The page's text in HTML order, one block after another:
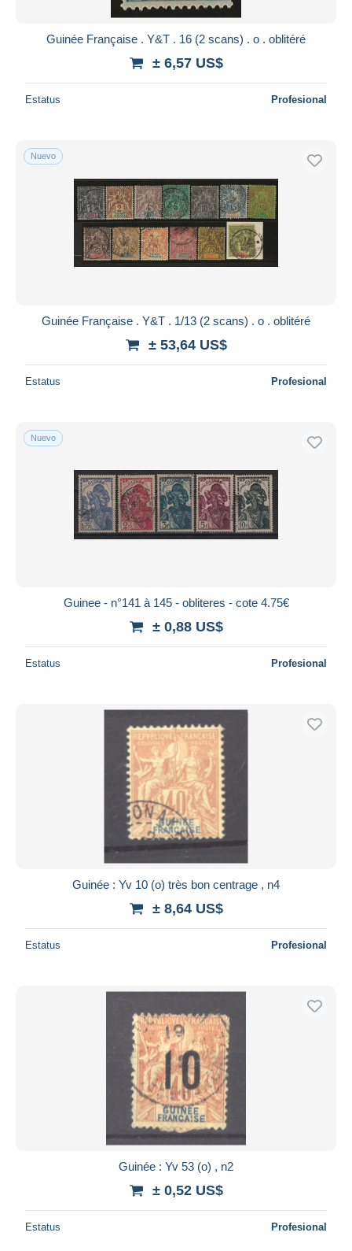
Guinée Française . Y&T . 16 (2 scans) . o . oblitéré
± 6,57 US$
Estatus Profesional
Nuevo
Guinée Française . Y&T . 1/13 (2 scans) . o . oblitéré
± 53,64 US$
Estatus Profesional
Nuevo
Guinee - n°141 à 145 - obliteres - cote 4.75€
± 0,88 US$
Estatus Profesional
Guinée : Yv 10 (o) très bon centrage , n4
± 8,64 US$
Estatus Profesional
Guinée : Yv 53 (o) , n2
± 0,52 US$
Estatus Profesional